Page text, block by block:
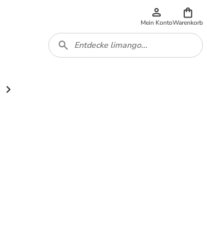
Mein KontoWarenkorb